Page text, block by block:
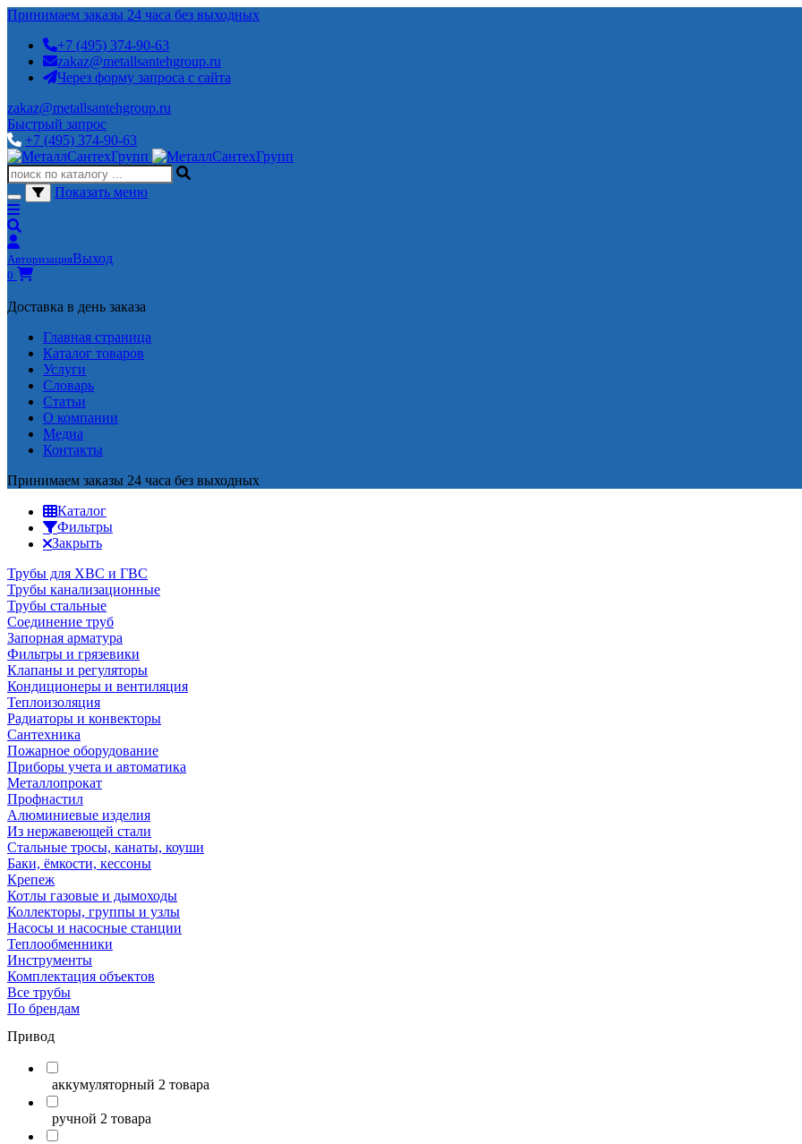
Принимаем заказы 24 часа без выходных
+7 (495) 374-90-63
zakaz@metallsantehgroup.ru
Через форму запроса с сайта
zakaz@metallsantehgroup.ru
Быстрый запрос
+7 (495) 374-90-63
Показать меню
АвторизацияВыход
0
Доставка в день заказа
Главная страница
Каталог товаров
Услуги
Словарь
Статьи
О компании
Медиа
Контакты
Принимаем заказы 24 часа без выходных
Каталог
Фильтры
Закрыть
Трубы для ХВС и ГВС
Трубы канализационные
Трубы стальные
Соединение труб
Запорная арматура
Фильтры и грязевики
Клапаны и регуляторы
Кондиционеры и вентиляция
Теплоизоляция
Радиаторы и конвекторы
Сантехника
Пожарное оборудование
Приборы учета и автоматика
Металлопрокат
Профнастил
Алюминиевые изделия
Из нержавеющей стали
Стальные тросы, канаты, коуши
Баки, ёмкости, кессоны
Крепеж
Котлы газовые и дымоходы
Коллекторы, группы и узлы
Насосы и насосные станции
Теплообменники
Инструменты
Комплектация объектов
Все трубы
По брендам
Привод
аккумуляторный 2 товара
ручной 2 товара